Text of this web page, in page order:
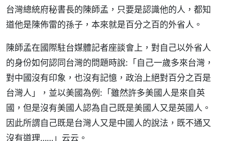
台灣總統府秘書長的陳師孟，只要是認識他的人，都知
道他是陳佈雷的孫子，本來就是百分之百的外省人。
陳師孟在國際駐台媒體記者座談會上，對自己以外省人
的身份如何認同台灣的問題時說:「自己一歲多來台灣，
對中國沒有印象，也沒有記憶，政治上絕對百分之百是
台灣人」，並以美國為例:「雖然許多美國人是來自英
國，但是沒有美國人認為自己既是美國人又是英國人。
因此所謂自己既是台灣人又是中國人的說法，既不通又
沒有道理……」云云。